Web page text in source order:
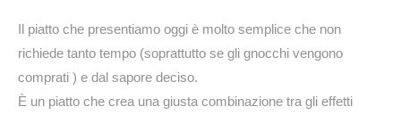
Il piatto che presentiamo oggi è molto semplice che non
richiede tanto tempo (soprattutto se gli gnocchi vengono
comprati ) e dal sapore deciso.
È un piatto che crea una giusta combinazione tra gli effetti